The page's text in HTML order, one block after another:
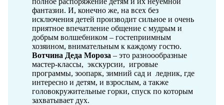
фантазии. И, конечно же, на всех без
исключения детей производит сильное и очень
приятное впечатление общение с мудрым и
добрым волшебником – гостеприимным
хозяином, внимательным к каждому гостю.
Вотчина Деда Мороза – это разноообразные
мастер-классы, экскурсии, игровые
программы, зоопарк, зимний сад и ледник, где
интересно и детям, и взрослым, а также
головокружительные горки, спуск по которым
захватывает дух.